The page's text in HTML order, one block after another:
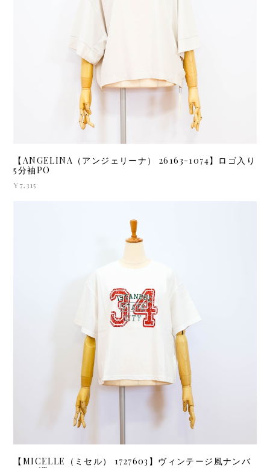
【ANGELINA（アンジェリーナ） 26163-1074】ロゴ入り
5分袖PO
¥7,315
【MICELLE（ミセル） 1727603】ヴィンテージ風ナンバ